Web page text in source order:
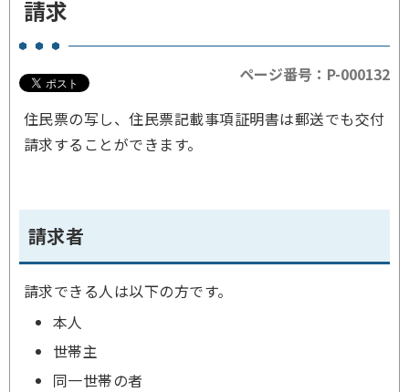
請求
ページ番号：P-000132
住民票の写し、住民票記載事項証明書は郵送でも交付
請求することができます。
請求者
請求できる人は以下の方です。
本人
世帯主
同一世帯の者